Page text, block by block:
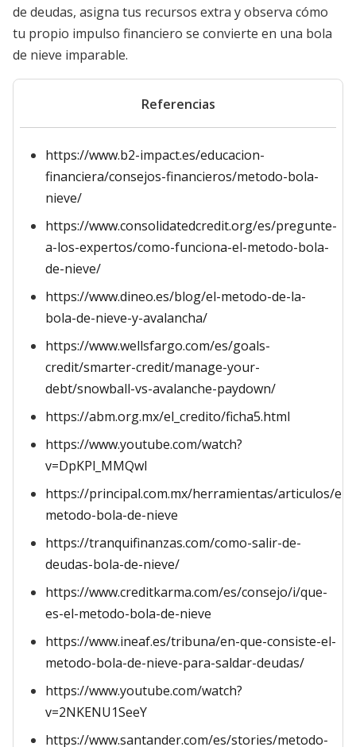
de deudas, asigna tus recursos extra y observa cómo
tu propio impulso financiero se convierte en una bola
de nieve imparable.
Referencias
https://www.b2-impact.es/educacion-
financiera/consejos-financieros/metodo-bola-
nieve/
https://www.consolidatedcredit.org/es/pregunte-
a-los-expertos/como-funciona-el-metodo-bola-
de-nieve/
https://www.dineo.es/blog/el-metodo-de-la-
bola-de-nieve-y-avalancha/
https://www.wellsfargo.com/es/goals-
credit/smarter-credit/manage-your-
debt/snowball-vs-avalanche-paydown/
https://abm.org.mx/el_credito/ficha5.html
https://www.youtube.com/watch?
v=DpKPl_MMQwI
https://principal.com.mx/herramientas/articulos/el-
metodo-bola-de-nieve
https://tranquifinanzas.com/como-salir-de-
deudas-bola-de-nieve/
https://www.creditkarma.com/es/consejo/i/que-
es-el-metodo-bola-de-nieve
https://www.ineaf.es/tribuna/en-que-consiste-el-
metodo-bola-de-nieve-para-saldar-deudas/
https://www.youtube.com/watch?
v=2NKENU1SeeY
https://www.santander.com/es/stories/metodo-